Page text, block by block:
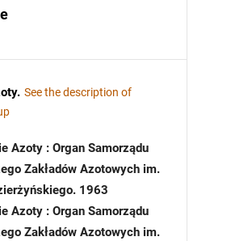
. See the description of
Azoty : Organ Samorządu
Zakładów Azotowych im.
1963
Azoty : Organ Samorządu
Zakładów Azotowych im.